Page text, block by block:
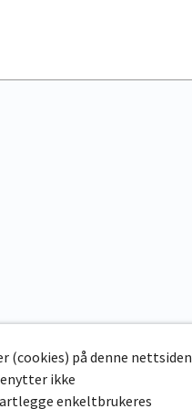
(cookies) på denne nettsiden
ikke
enkeltbrukeres